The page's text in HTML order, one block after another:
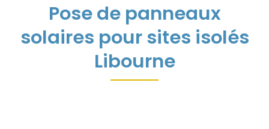
Pose de panneaux
solaires pour sites isolés
Libourne